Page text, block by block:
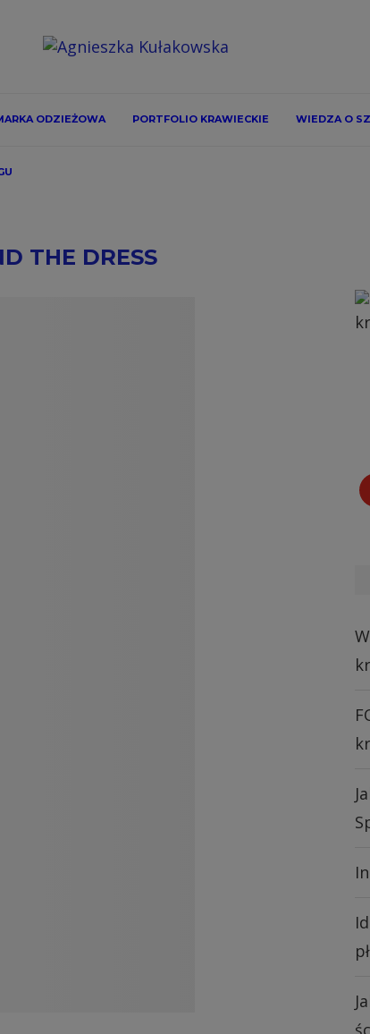
ODZIEŻOWA PORTFOLIO KRAWIECKIE WIEDZA O
THE DRESS